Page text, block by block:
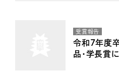
受賞報告
令和7年度
品・学長賞